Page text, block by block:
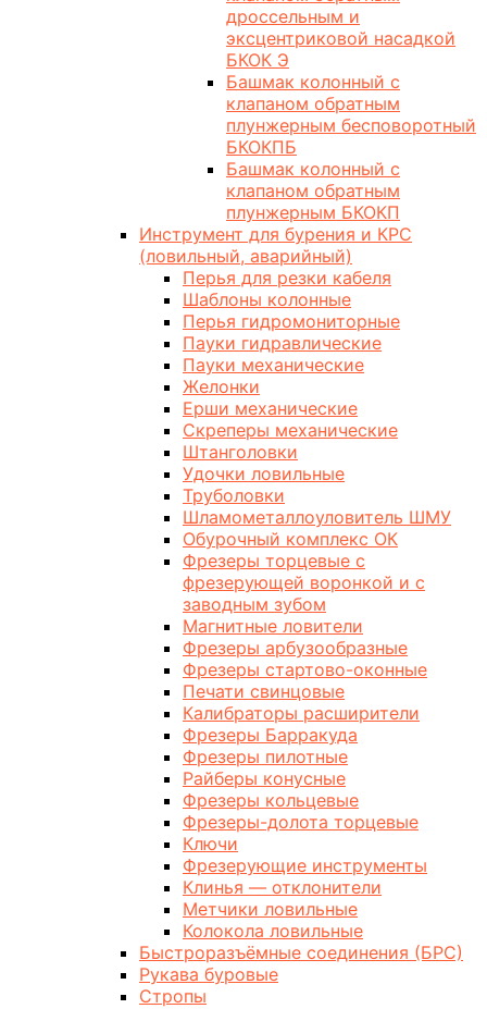
дроссельным и
эксцентриковой насадкой
БКОК Э
Башмак колонный с
клапаном обратным
плунжерным бесповоротный
БКОКПБ
Башмак колонный с
клапаном обратным
плунжерным БКОКП
Инструмент для бурения и КРС
(ловильный, аварийный)
Перья для резки кабеля
Шаблоны колонные
Перья гидромониторные
Пауки гидравлические
Пауки механические
Желонки
Ерши механические
Скреперы механические
Штанголовки
Удочки ловильные
Труболовки
Шламометаллоуловитель ШМУ
Обурочный комплекс ОК
Фрезеры торцевые с
фрезерующей воронкой и с
заводным зубом
Магнитные ловители
Фрезеры арбузообразные
Фрезеры стартово-оконные
Печати свинцовые
Калибраторы расширители
Фрезеры Барракуда
Фрезеры пилотные
Райберы конусные
Фрезеры кольцевые
Фрезеры-долота торцевые
Ключи
Фрезерующие инструменты
Клинья — отклонители
Метчики ловильные
Колокола ловильные
Быстроразъёмные соединения (БРС)
Рукава буровые
Стропы